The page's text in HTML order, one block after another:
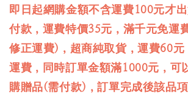
即日起網購金額不含運費100元才
付款，運費特價35元，滿千元免運
修正運費)，超商純取貨，運費60
運費，同時訂單金額滿1000元，可
購贈品(需付款)，訂單完成後該品